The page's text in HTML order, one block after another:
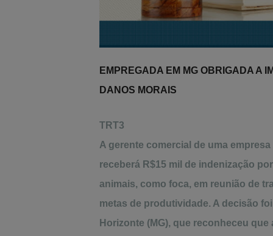
EMPREGADA EM MG OBRIGADA A
DANOS MORAIS
TRT3
A gerente comercial de uma
receberá R$15 mil de indenização
animais, como foca, em reunião de
metas de produtividade. A decisão
Horizonte (MG), que reconheceu